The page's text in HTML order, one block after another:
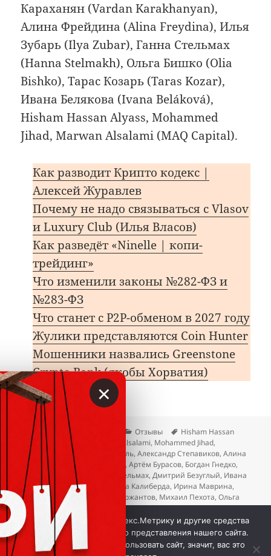
Караханян (Vardan Karakhanyan),
Алина Фрейдина (Alina Freydina), Илья
Зубарь (Ilya Zubar), Ганна Стельмах
(Hanna Stelmakh), Ольга Бишко (Olia
Bishko), Тарас Козарь (Taras Kozar),
Ивана Белякова (Ivana Beláková),
Hisham Hassan Alyass, Mohammed
Jihad, Marwan Alsalami (MAQ Capital).
Как разводит Крипто кодекс |
Алексей Журавлев
Почему не надо связываться с Vlasov
и Luxury Club (Илья Власов)
Как разведёт «Ninelle | копи-
трейдинг»
Что изменили законы №282-ФЗ и
№283-ФЗ
Что станет с P2P-обменом в 2027 году
Жулики представляются Coin Hunter
Мошенники назвались Greenstone
Сrypto Bank (якобы Хорватия)
Опубликовано
23.05.2025 Рубрики
Отзывы Метки
Hisham Hassan
Alyass
,MAQ Capital Marwan Alsalami, Mohammed Jihad,
Muammar Mansur
Алекс Топаль,Александр Степавиков,Алина
Васильева
Алина Фрейдина ,Артём Бурасов, Богдан Гнедко,
Вардан Караханян
Ганна Стельмах,Дмитрий Безуглый, Ивана
Белякова
Илья Зубарь Ирина Калиберда, Ирина Маврина,
Катя Муллаянова
, Кирилл Сержантов, Михаил Пехота,Ольга
Бишко
Павел Лопатин Тарас Козарь,Тимур Муллаянов,токен
ULX, Шухрат Шадибеков Добавить комментарий к записи Re:
Мы используем куки, Яндекс.Метрику и другие средства
аналитики для наилучшего представления нашего сайта.
Если вы продолжите использовать сайт, значит, вас это
×